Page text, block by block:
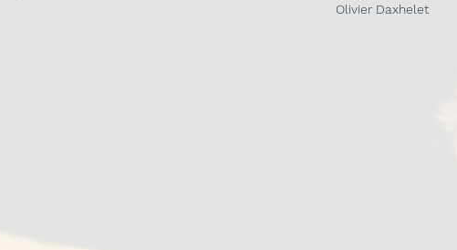
Olivier Daxhelet